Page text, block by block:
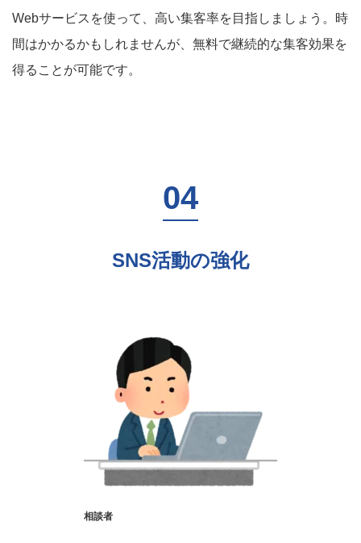
Webサービスを使って、高い集客率を目指しましょう。時
間はかかるかもしれませんが、無料で継続的な集客効果を
得ることが可能です。
SNS活動の強化
相談者